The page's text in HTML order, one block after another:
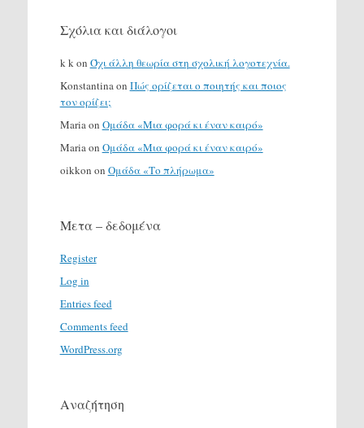
Σχόλια και διάλογοι
k kon Όχι άλλη θεωρία στη σχολική λογοτεχνία.
Konstantinaon Πώς ορίζεται ο ποιητής και ποιος
τον ορίζει;
Mariaon Ομάδα «Μια φορά κι έναν καιρό»
Mariaon Ομάδα «Μια φορά κι έναν καιρό»
oikkon on Ομάδα «Το πλήρωμα»
Μετα – δεδομένα
Register
Log in
Entries feed
Comments feed
WordPress.org
Αναζήτηση